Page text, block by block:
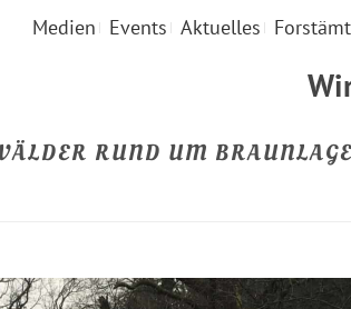
Medien Events Aktuelles
RUND UM BRAUNLAGE